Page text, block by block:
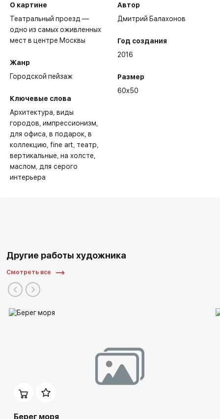
О картине
Театральный проезд —
одно из самых оживленных
мест в центре Москвы
Жанр
Городской пейзаж
Ключевые слова
Архитектура виды
городов импрессионизм
для офиса в подарок в
коллекцию fine art театр
вертикальные на холсте
маслом для серого
интерьера
Автор
Дмитрий Балахонов
Год создания
2016
Размер
60x50
Другие работы художника
Смотреть все
Берег моря